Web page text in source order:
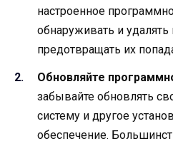
настроенное
обнаруживать и
предотвращать их
Обновляйте
забывайте обновлять
систему и другое
обеспечение.